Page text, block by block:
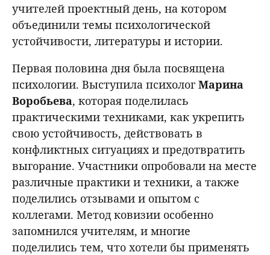
учителей проектный день, на котором
объединили темы психологической
устойчивости, литературы и истории.
Первая половина дня была посвящена
психологии. Выступила психолог Марина
Воробьева, которая поделилась
практическими техниками, как укрепить
свою устойчивость, действовать в
конфликтных ситуациях и предотвратить
выгорание. Участники опробовали на месте
различные практики и техники, а также
поделились отзывами и опытом с
коллегами. Метод ковизии особенно
запомнился учителям, и многие
поделились тем, что хотели бы применять